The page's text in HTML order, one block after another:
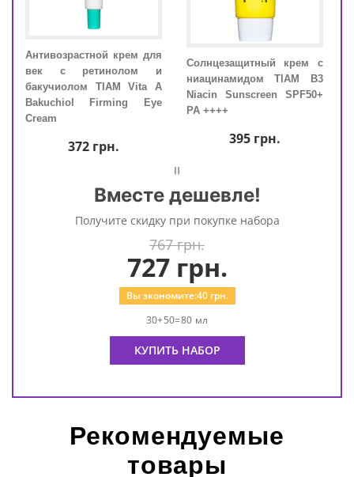
Антивозрастной крем для
век с ретинолом и
бакучиолом TIAM Vita A
Bakuchiol Firming Eye
Cream
372грн.
Солнцезащитный крем с
ниацинамидом TIAM B3
Niacin Sunscreen SPF50+
PA ++++
395грн.
=
Вместе дешевле!
Получите скидку при покупке набора
767 грн.
727грн.
Вы экономите:40грн.
30+50=80 мл
КУПИТЬ НАБОР
Рекомендуемые
товары